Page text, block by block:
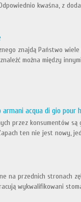
kwaśna, z
znajdą Państwo
można między
acqua di gio pour
przez konsumentów
ten nie jest nowy,
na przednich stronach
wykwalifikowani